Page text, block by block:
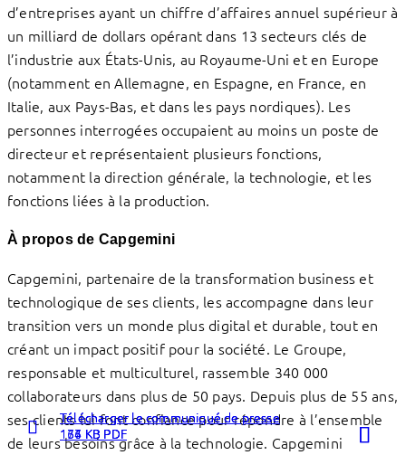
d’entreprises ayant un chiffre d’affaires annuel supérieur à
un milliard de dollars opérant dans 13 secteurs clés de
l’industrie aux États-Unis, au Royaume-Uni et en Europe
(notamment en Allemagne, en Espagne, en France, en
Italie, aux Pays-Bas, et dans les pays nordiques). Les
personnes interrogées occupaient au moins un poste de
directeur et représentaient plusieurs fonctions,
notamment la direction générale, la technologie, et les
fonctions liées à la production.
À propos de Capgemini
Capgemini, partenaire de la transformation business et
technologique de ses clients, les accompagne dans leur
transition vers un monde plus digital et durable, tout en
créant un impact positif pour la société. Le Groupe,
responsable et multiculturel, rassemble 340 000
collaborateurs dans plus de 50 pays. Depuis plus de 55 ans,
ses clients lui font confiance pour répondre à l’ensemble
de leurs besoins grâce à la technologie. Capgemini
Télécharger le communiqué de presse
166 KB PDF
Télécharger le communiqué de presse
174 KB PDF
Télécharger le communiqué de presse
137 KB PDF